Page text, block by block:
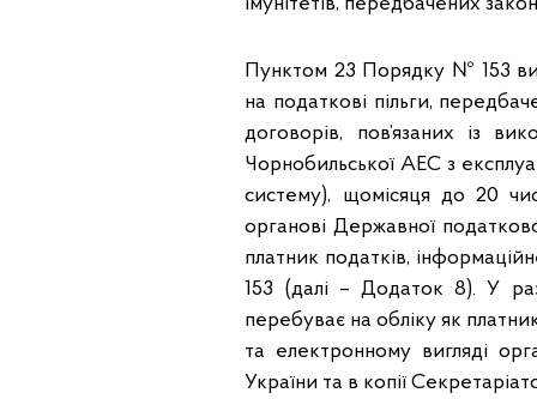
імунітетів, передбачених
Пунктом 23 Порядку № 153
на податкові пільги,
договорів, пов’язаних із
Чорнобильської АЕС з
систему), щомісяця до 20
органові Державної
платник податків,
153 (далі – Додаток 8). У
перебуває на обліку як
та електронному вигляді
України та в копії